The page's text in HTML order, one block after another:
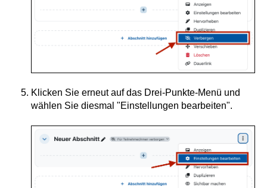
Klicken Sie erneut auf das Drei-Punkte-Menü und
wählen Sie diesmal "Einstellungen bearbeiten".